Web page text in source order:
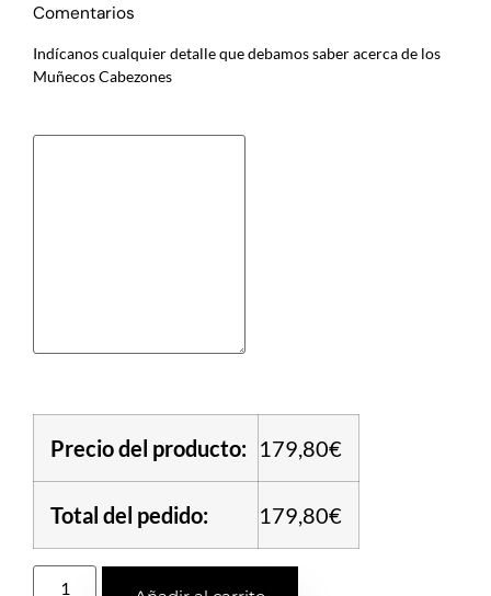
Comentarios
Indícanos cualquier detalle que debamos saber acerca de los
Muñecos Cabezones
Precio del producto: 179,80€
Total del pedido: 179,80€